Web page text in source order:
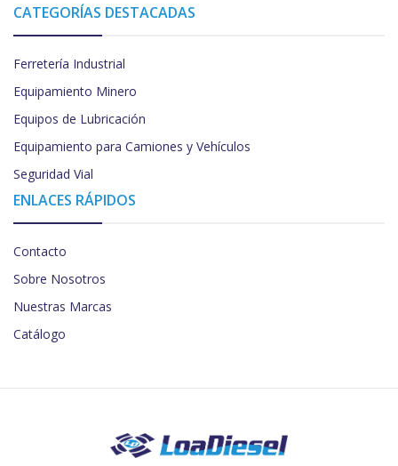
CATEGORÍAS DESTACADAS
Ferretería Industrial
Equipamiento Minero
Equipos de Lubricación
Equipamiento para Camiones y Vehículos
Seguridad Vial
ENLACES RÁPIDOS
Contacto
Sobre Nosotros
Nuestras Marcas
Catálogo